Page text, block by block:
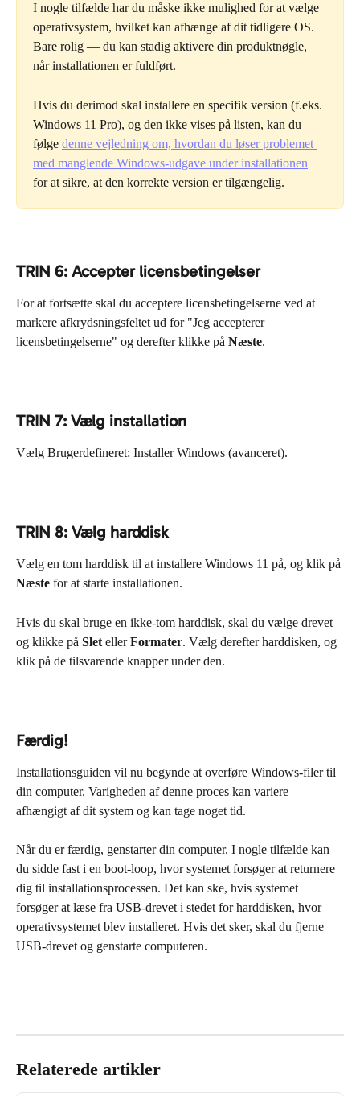
I nogle tilfælde har du måske ikke mulighed for at vælge
operativsystem, hvilket kan afhænge af dit tidligere OS.
Bare rolig — du kan stadig aktivere din produktnøgle,
når installationen er fuldført.
Hvis du derimod skal installere en specifik version (f.eks.
Windows 11 Pro), og den ikke vises på listen, kan du
følge denne vejledning om, hvordan du løser problemet
med manglende Windows-udgave under installationen
for at sikre, at den korrekte version er tilgængelig.
TRIN 6: Accepter licensbetingelser
For at fortsætte skal du acceptere licensbetingelserne ved at
markere afkrydsningsfeltet ud for "Jeg accepterer
licensbetingelserne" og derefter klikke på Næste.
TRIN 7: Vælg installation
Vælg Brugerdefineret: Installer Windows (avanceret).
TRIN 8: Vælg harddisk
Vælg en tom harddisk til at installere Windows 11 på, og klik på
Næste for at starte installationen.
Hvis du skal bruge en ikke-tom harddisk, skal du vælge drevet
og klikke på Slet eller Formater. Vælg derefter harddisken, og
klik på de tilsvarende knapper under den.
Færdig!
Installationsguiden vil nu begynde at overføre Windows-filer til
din computer. Varigheden af denne proces kan variere
afhængigt af dit system og kan tage noget tid.
Når du er færdig, genstarter din computer. I nogle tilfælde kan
du sidde fast i en boot-loop, hvor systemet forsøger at returnere
dig til installationsprocessen. Det kan ske, hvis systemet
forsøger at læse fra USB-drevet i stedet for harddisken, hvor
operativsystemet blev installeret. Hvis det sker, skal du fjerne
USB-drevet og genstarte computeren.
Relaterede artikler